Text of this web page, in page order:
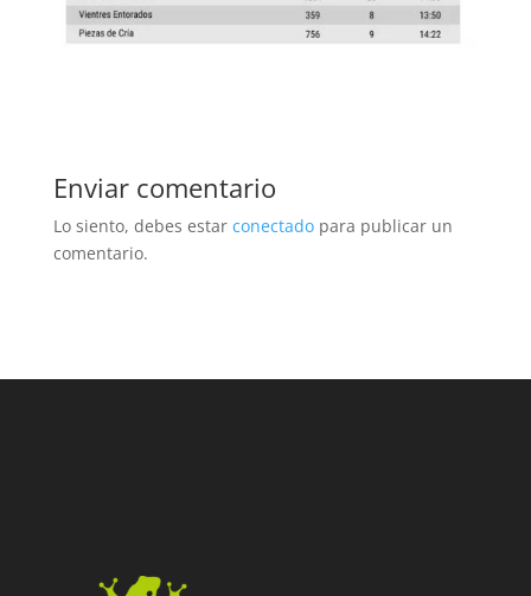
Enviar comentario
Lo siento, debes estar conectadopara publicar un
comentario.